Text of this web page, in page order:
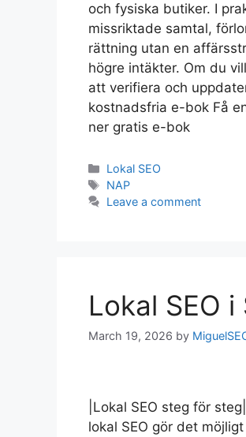
och fysiska butiker. I
missriktade samtal,
rättning utan en
högre intäkter. Om du
att verifiera och
kostnadsfria e-bok Få
ner gratis e-bok
Lokal SEO
NAP
Leave a comment
Lokal SEO
March 19, 2026 by
|Lokal SEO steg för
lokal SEO gör det